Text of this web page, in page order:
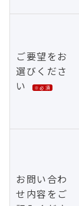
ご要望をお
選びくださ
い
※必須
お問い合わ
せ内容をご